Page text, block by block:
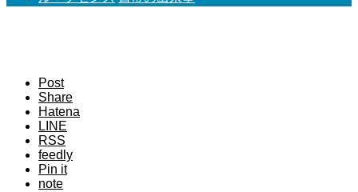
Post
Share
Hatena
LINE
RSS
feedly
Pin it
note